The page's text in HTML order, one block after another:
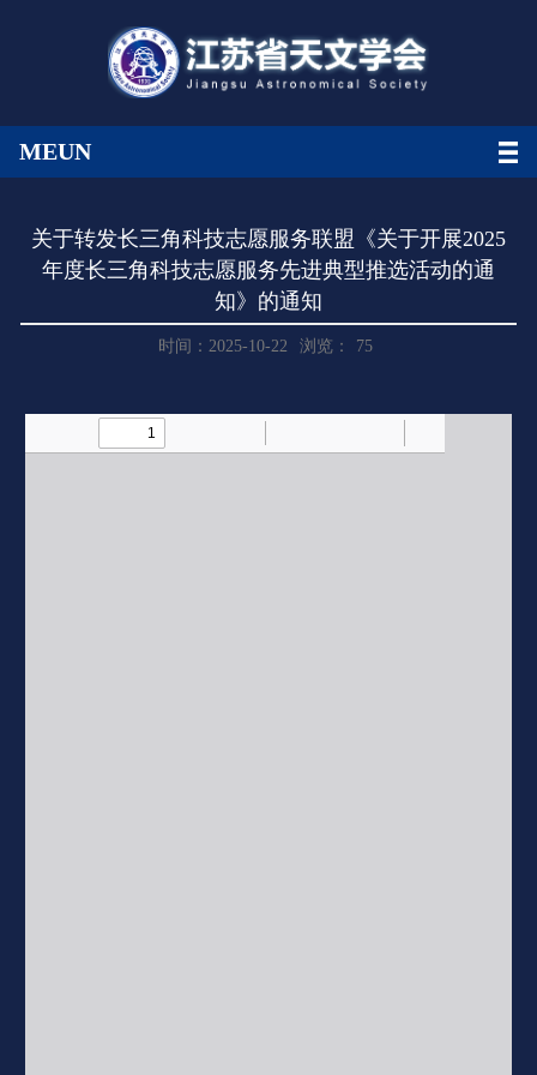
MEUN
关于转发长三角科技志愿服务联盟《关于开展2025
年度长三角科技志愿服务先进典型推选活动的通
知》的通知
时间：2025-10-22 浏览： 75